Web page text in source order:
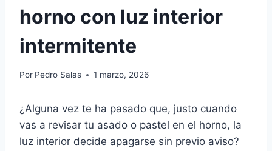
horno con luz interior
intermitente
Por Pedro Salas 1 marzo, 2026
¿Alguna vez te ha pasado que, justo cuando
vas a revisar tu asado o pastel en el horno, la
luz interior decide apagarse sin previo aviso?